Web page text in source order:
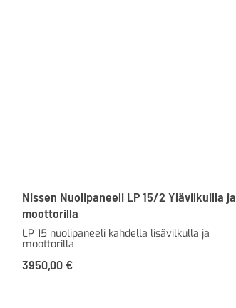
Nissen Nuolipaneeli LP 15/2 Ylävilkuilla ja
moottorilla
LP 15 nuolipaneeli kahdella lisävilkulla ja
moottorilla
3950,00 €